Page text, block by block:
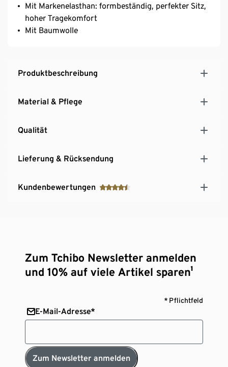
Mit Markenelasthan: formbeständig, perfekter Sitz,
hoher Tragekomfort
Mit Baumwolle
Produktbeschreibung
Material & Pflege
Qualität
Lieferung & Rücksendung
Kundenbewertungen
Zum Tchibo Newsletter anmelden
und 10% auf viele Artikel sparen¹
* Pflichtfeld
E-Mail-Adresse*
Zum Newsletter anmelden